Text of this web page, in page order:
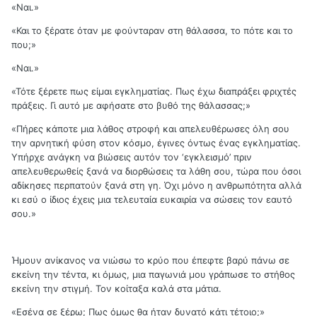
«Ναι.»
«Και το ξέρατε όταν με φούνταραν στη θάλασσα, το πότε και το
που;»
«Ναι.»
«Τότε ξέρετε πως είμαι εγκληματίας. Πως έχω διαπράξει φριχτές
πράξεις. Γι αυτό με αφήσατε στο βυθό της θάλασσας;»
«Πήρες κάποτε μια λάθος στροφή και απελευθέρωσες όλη σου
την αρνητική φύση στον κόσμο, έγινες όντως ένας εγκληματίας.
Υπήρχε ανάγκη να βιώσεις αυτόν τον ‘εγκλεισμό’ πριν
απελευθερωθείς ξανά να διορθώσεις τα λάθη σου, τώρα που όσοι
αδίκησες περπατούν ξανά στη γη. Όχι μόνο η ανθρωπότητα αλλά
κι εσύ ο ίδιος έχεις μια τελευταία ευκαιρία να σώσεις τον εαυτό
σου.»
Ήμουν ανίκανος να νιώσω το κρύο που έπεφτε βαρύ πάνω σε
εκείνη την τέντα, κι όμως, μια παγωνιά μου γράπωσε το στήθος
εκείνη την στιγμή. Τον κοίταξα καλά στα μάτια.
«Εσένα σε ξέρω; Πως όμως θα ήταν δυνατό κάτι τέτοιο;»